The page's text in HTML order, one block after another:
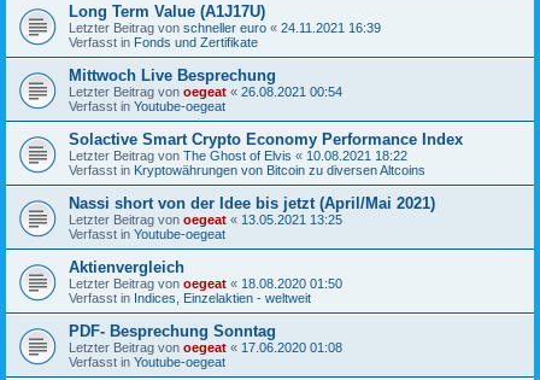
Long Term Value (A1J17U)
Letzter Beitrag von schneller euro « 24.11.2021 16:39
Verfasst in Fonds und Zertifikate
Mittwoch Live Besprechung
Letzter Beitrag von oegeat « 26.08.2021 00:54
Verfasst in Youtube-oegeat
Solactive Smart Crypto Economy Performance Index
Letzter Beitrag von The Ghost of Elvis « 10.08.2021 18:22
Verfasst in Kryptowährungen von Bitcoin zu diversen Altcoins
Nassi short von der Idee bis jetzt (April/Mai 2021)
Letzter Beitrag von oegeat « 13.05.2021 13:25
Verfasst in Youtube-oegeat
Aktienvergleich
Letzter Beitrag von oegeat « 18.08.2020 01:50
Verfasst in Indices, Einzelaktien - weltweit
PDF- Besprechung Sonntag
Letzter Beitrag von oegeat « 17.06.2020 01:08
Verfasst in Youtube-oegeat